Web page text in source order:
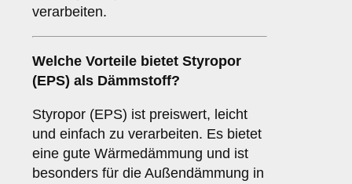
verarbeiten.
Welche Vorteile bietet Styropor
(EPS) als Dämmstoff?
Styropor (EPS) ist preiswert, leicht
und einfach zu verarbeiten. Es bietet
eine gute Wärmedämmung und ist
besonders für die Außendämmung in